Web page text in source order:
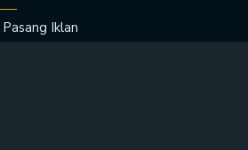
Pasang Iklan